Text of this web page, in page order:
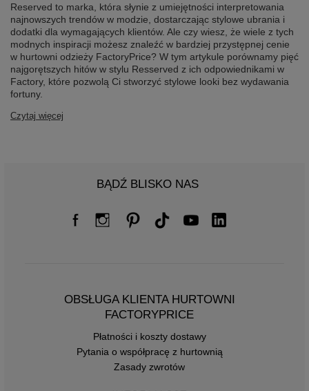
Reserved to marka, która słynie z umiejętności interpretowania
najnowszych trendów w modzie, dostarczając stylowe ubrania i
dodatki dla wymagających klientów. Ale czy wiesz, że wiele z tych
modnych inspiracji możesz znaleźć w bardziej przystępnej cenie
w hurtowni odzieży FactoryPrice? W tym artykule porównamy pięć
najgorętszych hitów w stylu Resserved z ich odpowiednikami w
Factory, które pozwolą Ci stworzyć stylowe looki bez wydawania
fortuny.
Czytaj więcej
BĄDŹ BLISKO NAS
OBSŁUGA KLIENTA HURTOWNI
FACTORYPRICE
Płatności i koszty dostawy
Pytania o współpracę z hurtownią
Zasady zwrotów